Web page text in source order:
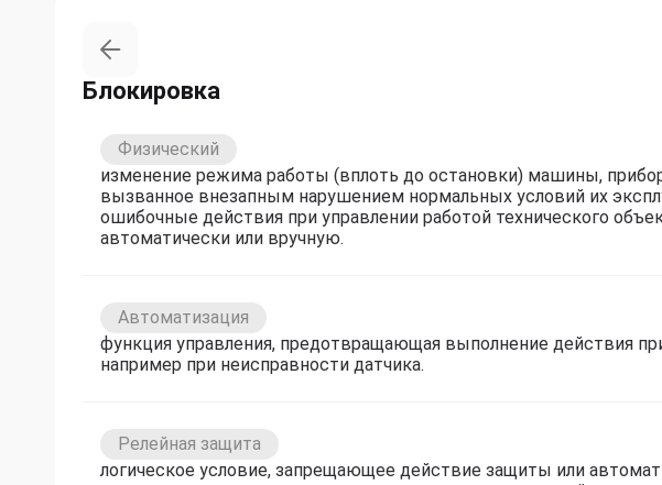
Блокировка
Физический
изменение режима работы (вплоть до остановки) машины,
вызванное внезапным нарушением нормальных условий их
ошибочные действия при управлении работой технического
автоматически или вручную.
Автоматизация
функция управления, предотвращающая выполнение действия
например при неисправности датчика.
Релейная защита
логическое условие, запрещающее действие защиты или